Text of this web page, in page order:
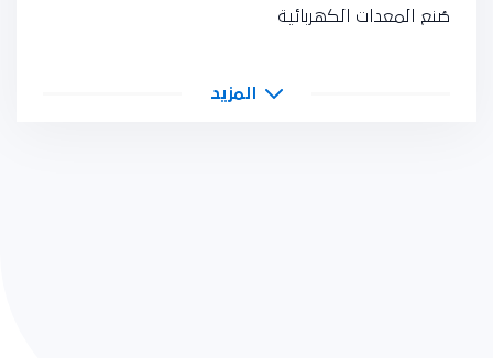
صُنع المعدات الكهربائية
المزيد